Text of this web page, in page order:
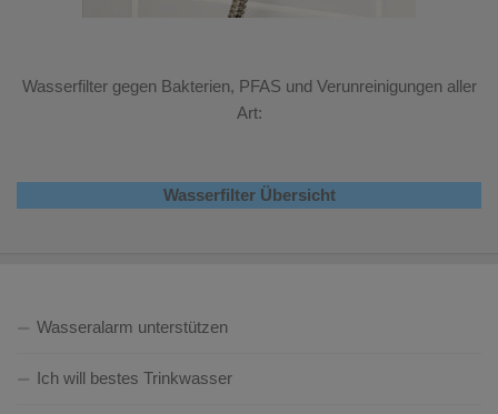
Wasserfilter gegen Bakterien, PFAS und Verunreinigungen aller
Art:
Wasserfilter Übersicht
Wasseralarm unterstützen
Ich will bestes Trinkwasser